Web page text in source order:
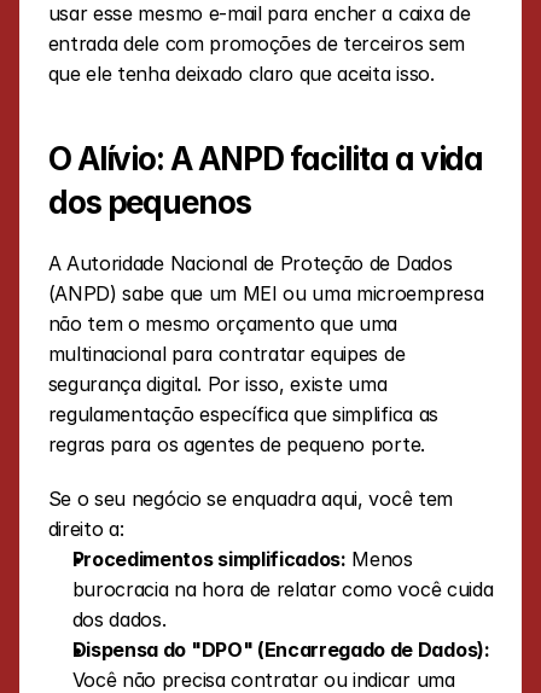
usar esse mesmo e-mail para encher a caixa de
entrada dele com promoções de terceiros sem
que ele tenha deixado claro que aceita isso.
O Alívio: A ANPD facilita a vida
dos pequenos
A Autoridade Nacional de Proteção de Dados
(ANPD) sabe que um MEI ou uma microempresa
não tem o mesmo orçamento que uma
multinacional para contratar equipes de
segurança digital. Por isso, existe uma
regulamentação específica que simplifica as
regras para os agentes de pequeno porte.
Se o seu negócio se enquadra aqui, você tem
direito a:
Procedimentos simplificados: Menos
burocracia na hora de relatar como você cuida
dos dados.
Dispensa do "DPO" (Encarregado de Dados):
Você não precisa contratar ou indicar uma